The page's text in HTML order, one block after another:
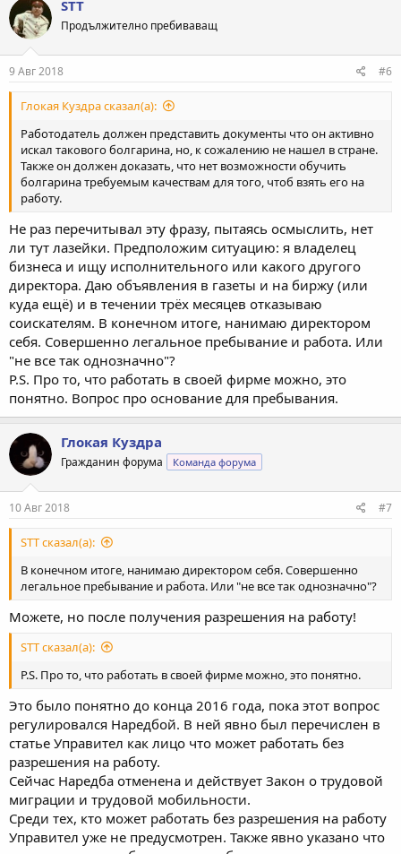
STT
Продължително пребиваващ
9 Авг 2018 #6
Глокая Куздра сказал(а):
Работодатель должен представить документы что он активно
искал такового болгарина, но, к сожалению не нашел в стране.
Также он должен доказать, что нет возможности обучить
болгарина требуемым качествам для того, чтоб взять его на
работу.
Не раз перечитывал эту фразу, пытаясь осмыслить, нет
ли тут лазейки. Предположим ситуацию: я владелец
бизнеса и ищу исполнительного или какого другого
директора. Даю объявления в газеты и на биржу (или
куда ещё) и в течении трёх месяцев отказываю
соискателям. В конечном итоге, нанимаю директором
себя. Совершенно легальное пребывание и работа. Или
"не все так однозначно"?
P.S. Про то, что работать в своей фирме можно, это
понятно. Вопрос про основание для пребывания.
Глокая Куздра
Гражданин форума Команда форума
10 Авг 2018 #7
STT сказал(а):
В конечном итоге, нанимаю директором себя. Совершенно
легальное пребывание и работа. Или "не все так однозначно"?
Можете, но после получения разрешения на работу!
STT сказал(а):
P.S. Про то, что работать в своей фирме можно, это понятно.
Это было понятно до конца 2016 года, пока этот вопрос
регулировался Наредбой. В ней явно был перечислен в
статье Управител как лицо что может работать без
разрешения на работу.
Сейчас Наредба отменена и действует Закон о трудовой
миграции и трудовой мобильности.
Среди тех, кто может работать без разрешения на работу
Управител уже не предусмотрен. Также явно указано что